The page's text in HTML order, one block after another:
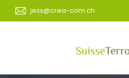
jess@crea-com.ch